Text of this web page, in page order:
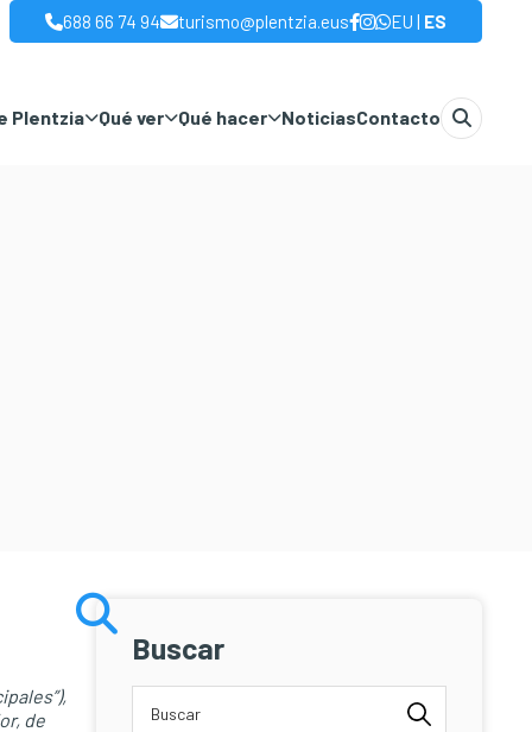
688 66 74 94 turismo@plentzia.eus EU | ES
Plentzia Qué ver Qué hacer NoticiasContacto
de
Buscar